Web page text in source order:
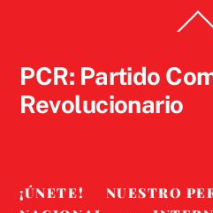
PCR: Partido
Revolucionario
¡ÚNETE!
NUESTRO